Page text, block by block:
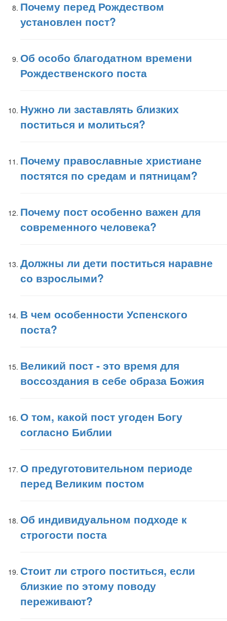
Почему перед Рождеством
установлен пост?
Об особо благодатном времени
Рождественского поста
Нужно ли заставлять близких
поститься и молиться?
Почему православные христиане
постятся по средам и пятницам?
Почему пост особенно важен для
современного человека?
Должны ли дети поститься наравне
со взрослыми?
В чем особенности Успенского
поста?
Великий пост - это время для
воссоздания в себе образа Божия
О том, какой пост угоден Богу
согласно Библии
О предуготовительном периоде
перед Великим постом
Об индивидуальном подходе к
строгости поста
Стоит ли строго поститься, если
близкие по этому поводу
переживают?